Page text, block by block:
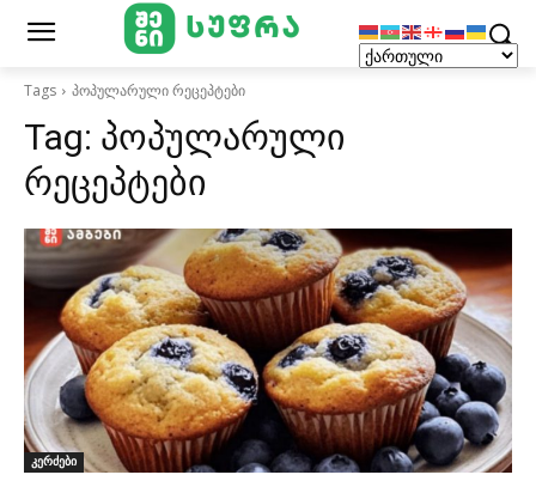
Tags პოპულარული რეცეპტები
Tag: პოპულარული
რეცეპტები
კერძები